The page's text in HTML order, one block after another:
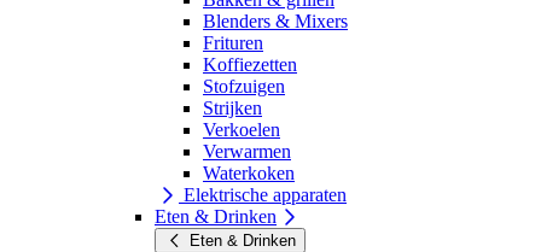
Blenders & Mixers
Frituren
Koffiezetten
Stofzuigen
Strijken
Verkoelen
Verwarmen
Waterkoken
Elektrische apparaten
Eten & Drinken
Eten & Drinken